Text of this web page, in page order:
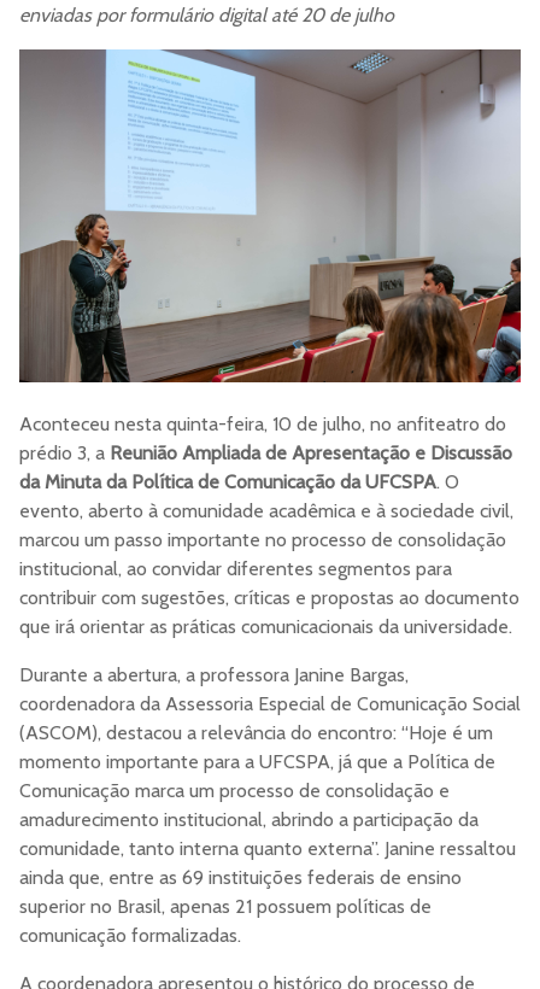
enviadas por formulário digital até 20 de julho
Aconteceu nesta quinta-feira, 10 de julho, no anfiteatro do
prédio 3, a Reunião Ampliada de Apresentação e Discussão
da Minuta da Política de Comunicação da UFCSPA. O
evento, aberto à comunidade acadêmica e à sociedade civil,
marcou um passo importante no processo de consolidação
institucional, ao convidar diferentes segmentos para
contribuir com sugestões, críticas e propostas ao documento
que irá orientar as práticas comunicacionais da universidade.
Durante a abertura, a professora Janine Bargas,
coordenadora da Assessoria Especial de Comunicação Social
(ASCOM), destacou a relevância do encontro: “Hoje é um
momento importante para a UFCSPA, já que a Política de
Comunicação marca um processo de consolidação e
amadurecimento institucional, abrindo a participação da
comunidade, tanto interna quanto externa”. Janine ressaltou
ainda que, entre as 69 instituições federais de ensino
superior no Brasil, apenas 21 possuem políticas de
comunicação formalizadas.
A coordenadora apresentou o histórico do processo de